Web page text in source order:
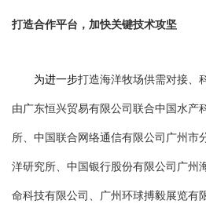
打造合作平台，加快关键技术攻坚
为进一步打造海洋牧场供需对接、
由广东恒兴贸易有限公司联合中国水产
所、中国联合网络通信有限公司广州市
洋研究所、中国银行股份有限公司广州
命科技有限公司、广州环球搏毅展览有